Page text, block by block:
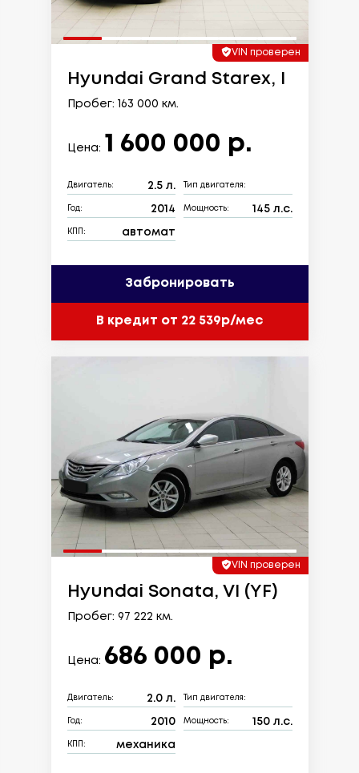
VIN проверен
Hyundai Grand Starex, I
Пробег: 163 000 км.
Цена: 1 600 000 р.
Двигатель: 2.5 л. Тип двигателя:
Год: 2014 Мощность: 145 л.с.
КПП: автомат
Забронировать
В кредит от 22 539р/мес
VIN проверен
Hyundai Sonata, VI (YF)
Пробег: 97 222 км.
Цена: 686 000 р.
Двигатель: 2.0 л. Тип двигателя:
Год: 2010 Мощность: 150 л.с.
КПП: механика